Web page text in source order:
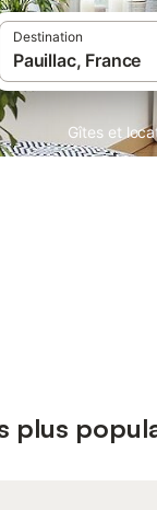
Destination
Gîtes et
plus